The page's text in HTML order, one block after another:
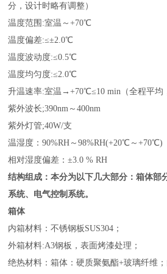
分，设计时略有调整）
温度范围:室温～+70℃
温度偏差:≤±2.0℃
温度波动度:≤0.5℃
温度均匀度:≤2.0℃
升温速率:室温→+70℃≤10 min（全程平均
紫外波长;390nm～400nm
紫外灯管;40W/支
温湿度：90%RH～98%RH(+20℃～+70℃)
相对湿度偏差：±3.0 % RH
结构组成：本分为以下几大部分：箱体部
系统、电气控制系统。
箱体
内箱材料：不锈钢板SUS304；
外箱材料:A3钢板，表面烤漆处理；
绝热材料：箱体：硬质聚氨酯+玻璃纤维；